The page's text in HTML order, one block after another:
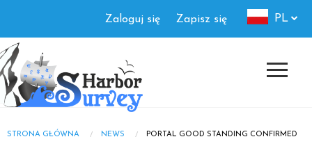
main
content
Authorization
menu
Zaloguj się Zapisz się PL
Breadcrumb
STRONA GŁÓWNA NEWS PORTAL GOOD STANDING CONFIRMED